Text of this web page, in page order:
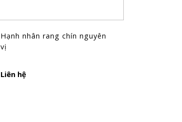
Hạnh nhân rang chín nguyên
vị
Liên hệ